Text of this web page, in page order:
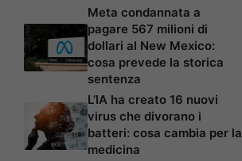
Meta condannata a
pagare 567 milioni di
dollari al New Mexico:
cosa prevede la storica
sentenza
L’IA ha creato 16 nuovi
virus che divorano i
batteri: cosa cambia per la
medicina